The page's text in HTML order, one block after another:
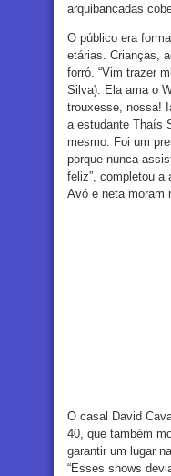
arquibancadas
O público era
etárias. Crianças,
forró. “Vim trazer
Silva). Ela ama o
trouxesse, nossa!
a estudante Thaís
mesmo. Foi um
porque nunca
feliz”, completou a
Avó e neta moram
O casal David
40, que também
garantir um lugar
“Esses shows